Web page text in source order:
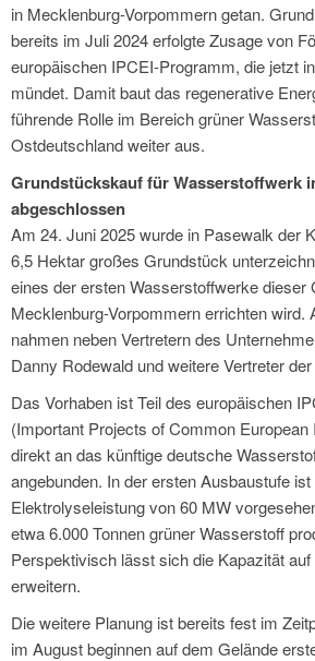
in Mecklenburg-Vorpommern getan.
bereits im Juli 2024 erfolgte Zusage von
europäischen IPCEI-Programm, die jetzt
mündet. Damit baut das regenerative
führende Rolle im Bereich grüner
Ostdeutschland weiter aus.
Grundstückskauf für Wasserstoffwerk
abgeschlossen
Am 24. Juni 2025 wurde in Pasewalk der
6,5 Hektar großes Grundstück
eines der ersten Wasserstoffwerke dieser
Mecklenburg-Vorpommern errichten wird.
nahmen neben Vertretern des
Danny Rodewald und weitere Vertreter
Das Vorhaben ist Teil des europäischen
(Important Projects of Common European
direkt an das künftige deutsche
angebunden. In der ersten Ausbaustufe ist
Elektrolyseleistung von 60 MW
etwa 6.000 Tonnen grüner Wasserstoff
Perspektivisch lässt sich die Kapazität
erweitern.
Die weitere Planung ist bereits fest im
im August beginnen auf dem Gelände